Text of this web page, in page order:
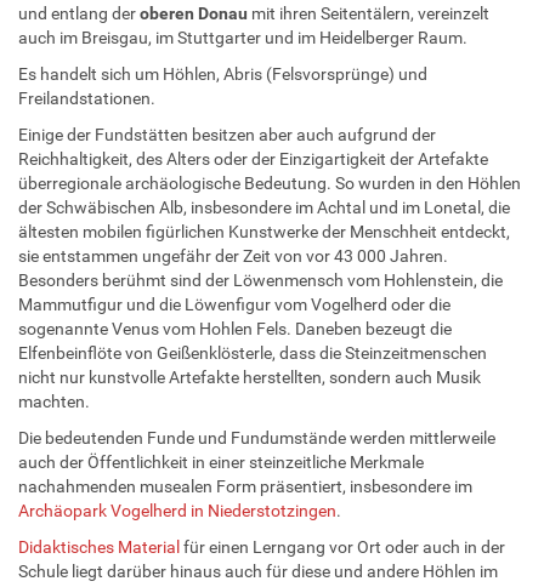
und entlang deroberen Donau mit ihren Seitentälern, vereinzelt
auch im Breisgau, im Stuttgarter und im Heidelberger Raum.
Es handelt sich um Höhlen, Abris (Felsvorsprünge) und
Freilandstationen.
Einige der Fundstätten besitzen aber auch aufgrund der
Reichhaltigkeit, des Alters oder der Einzigartigkeit der Artefakte
überregionale archäologische Bedeutung. So wurden in den Höhlen
der Schwäbischen Alb, insbesondere im Achtal und im Lonetal, die
ältesten mobilen figürlichen Kunstwerke der Menschheit entdeckt,
sie entstammen ungefähr der Zeit von vor 43 000 Jahren.
Besonders berühmt sind der Löwenmensch vom Hohlenstein, die
Mammutfigur und die Löwenfigur vom Vogelherd oder die
sogenannte Venus vom Hohlen Fels. Daneben bezeugt die
Elfenbeinflöte von Geißenklösterle, dass die Steinzeitmenschen
nicht nur kunstvolle Artefakte herstellten, sondern auch Musik
machten.
Die bedeutenden Funde und Fundumstände werden mittlerweile
auch der Öffentlichkeit in einer steinzeitliche Merkmale
nachahmenden musealen Form präsentiert, insbesondere im
Archäopark Vogelherd in Niederstotzingen.
Didaktisches Material für einen Lerngang vor Ort oder auch in der
Schule liegt darüber hinaus auch für diese und andere Höhlen im